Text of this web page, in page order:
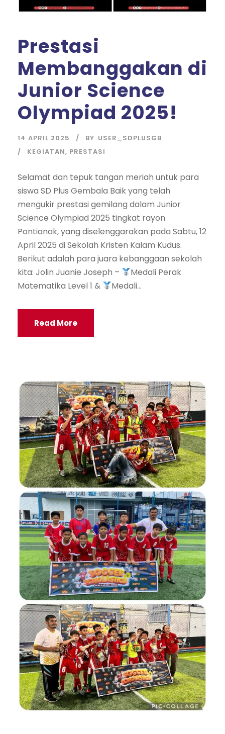
Prestasi
Membanggakan di
Junior Science
Olympiad 2025!
14 APRIL 2025 BY USER_SDPLUSGB
KEGIATAN, PRESTASI
Selamat dan tepuk tangan meriah untuk para
siswa SD Plus Gembala Baik yang telah
mengukir prestasi gemilang dalam Junior
Science Olympiad 2025 tingkat rayon
Pontianak, yang diselenggarakan pada Sabtu, 12
April 2025 di Sekolah Kristen Kalam Kudus.
Berikut adalah para juara kebanggaan sekolah
kita: Jolin Juanie Joseph –
Medali Perak
Matematika Level 1 &
Medali...
Read More